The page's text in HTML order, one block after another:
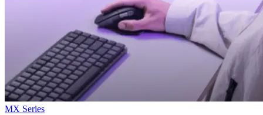
MX Series